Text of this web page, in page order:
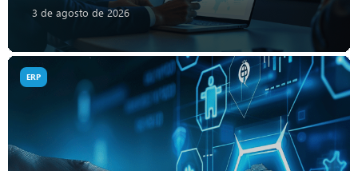
3 de agosto de 2026
ERP